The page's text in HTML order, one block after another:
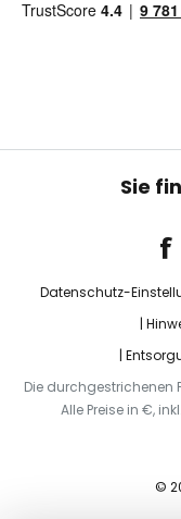
Sie
Datenschutz-
Die durchgestrichenen
Alle Preise in €,
©